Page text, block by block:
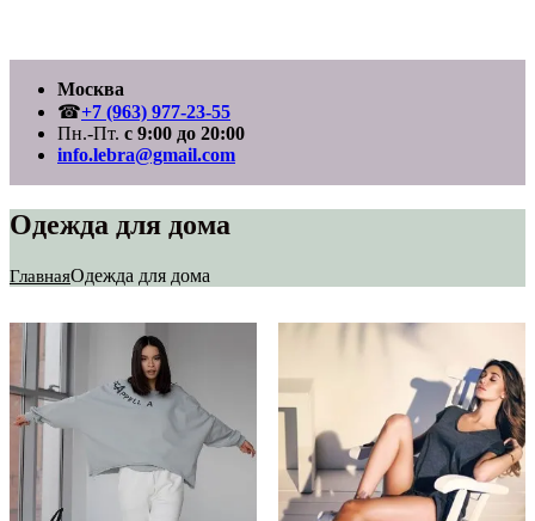
содержимому
Москва
☎+7 (963) 977-23-55
Пн.-Пт. с 9:00 до 20:00
info.lebra@gmail.com
Одежда для дома
ГлавнаяОдежда для дома